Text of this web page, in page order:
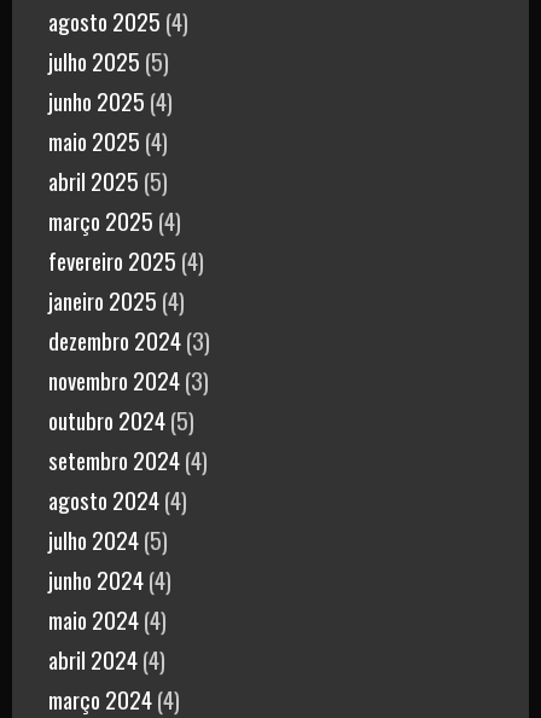
agosto 2025 (4)
julho 2025 (5)
junho 2025 (4)
maio 2025 (4)
abril 2025 (5)
março 2025 (4)
fevereiro 2025 (4)
janeiro 2025 (4)
dezembro 2024(3)
novembro 2024(3)
outubro 2024(5)
setembro 2024(4)
agosto 2024(4)
julho 2024(5)
junho 2024(4)
maio 2024(4)
abril 2024(4)
março 2024(4)